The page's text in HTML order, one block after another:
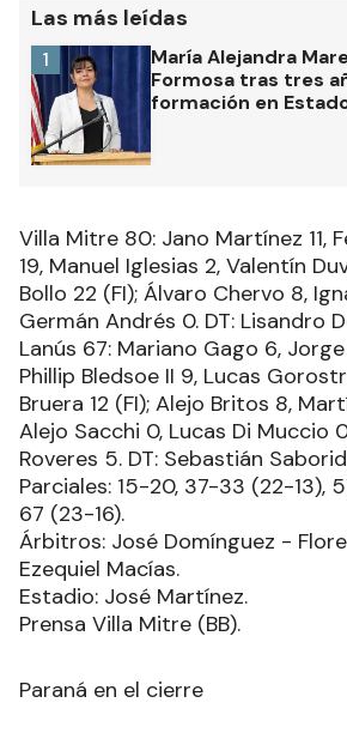
Las más leídas
María Alejandra
Formosa tras tres
formación en
1
Villa Mitre 80: Jano Martínez 11,
19, Manuel Iglesias 2, Valentín
Bollo 22 (FI); Álvaro Chervo 8,
Germán Andrés 0. DT: Lisandro
Lanús 67: Mariano Gago 6, Jorge
Phillip Bledsoe II 9, Lucas
Bruera 12 (FI); Alejo Britos 8,
Alejo Sacchi 0, Lucas Di Muccio
Roveres 5. DT: Sebastián
Parciales: 15-20, 37-33 (22-13),
67 (23-16).
Árbitros: José Domínguez -
Ezequiel Macías.
Estadio: José Martínez.
Prensa Villa Mitre (BB).
Paraná en el cierre